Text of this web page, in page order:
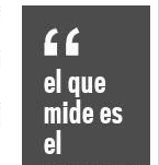
el que
mide es
el